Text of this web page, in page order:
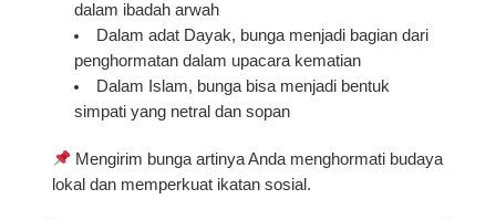
dalam ibadah arwah
Dalam adat Dayak, bunga menjadi bagian dari
penghormatan dalam upacara kematian
Dalam Islam, bunga bisa menjadi bentuk
simpati yang netral dan sopan
Mengirim bunga artinya Anda menghormati budaya
lokal dan memperkuat ikatan sosial.